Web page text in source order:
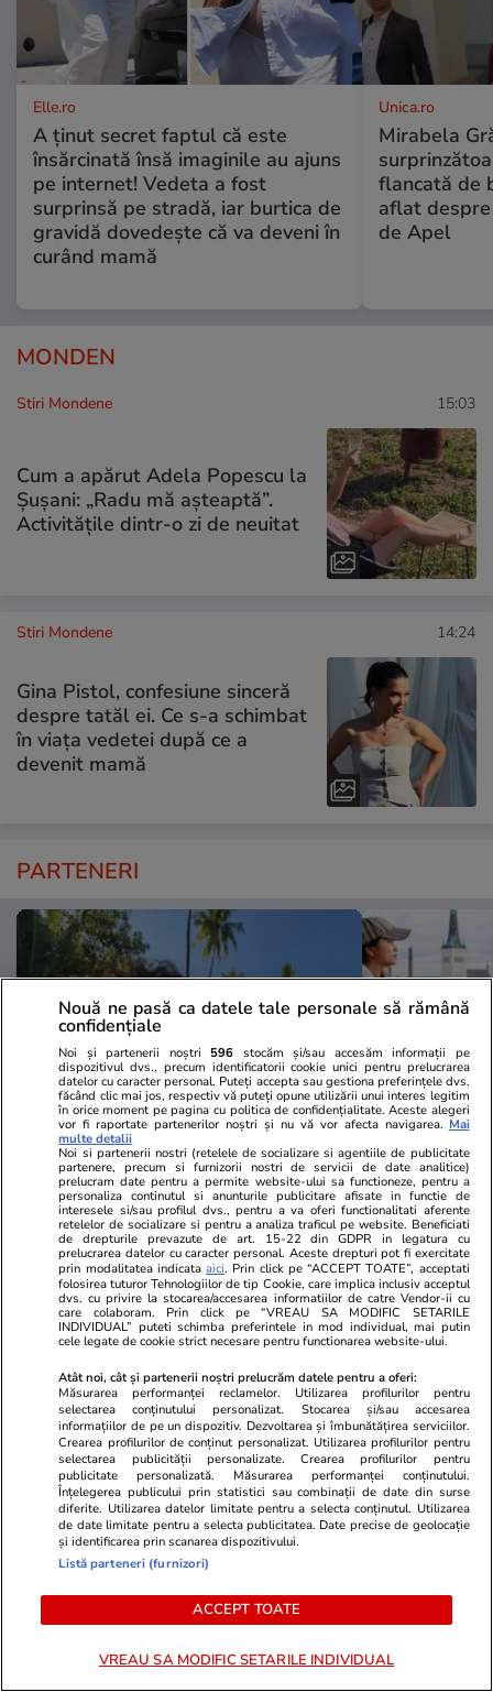
Elle.ro
A ținut secret faptul că este
însărcinată însă imaginile au ajuns
pe internet! Vedeta a fost
surprinsă pe stradă, iar burtica de
gravidă dovedește că va deveni în
curând mamă
Unica.ro
Mirabela
flancată de
aflat
de Apel
MONDEN
Stiri Mondene 15:03
Cum a apărut Adela Popescu la
Șușani: „Radu mă așteaptă”.
Activitățile dintr-o zi de neuitat
Stiri Mondene 14:24
Gina Pistol, confesiune sinceră
despre tatăl ei. Ce s-a schimbat
în viața vedetei după ce a
devenit mamă
PARTENERI
TVMania.ro
Fără filtre pe plajă! Cele mai
spectaculoase poze cu vedetele
noastre în costum de baie [FOTO]
Cea mai
muţi pentru
Este în
GSP.ro
Nouă ne pasă ca datele tale personale să rămână
confidențiale
Noi și partenerii noștri 596 stocăm și/sau accesăm informații pe
dispozitivul dvs., precum identificatorii cookie unici pentru prelucrarea
datelor cu caracter personal. Puteți accepta sau gestiona preferințele dvs.
făcând clic mai jos, respectiv vă puteți opune utilizării unui interes legitim
în orice moment pe pagina cu politica de confidențialitate. Aceste alegeri
vor fi raportate partenerilor noștri și nu vă vor afecta navigarea. Mai
multe detalii
Noi si partenerii nostri (retelele de socializare si agentiile de publicitate
partenere, precum si furnizorii nostri de servicii de date analitice)
prelucram date pentru a permite website-ului sa functioneze, pentru a
personaliza continutul si anunturile publicitare afisate in functie de
interesele si/sau profilul dvs., pentru a va oferi functionalitati aferente
retelelor de socializare si pentru a analiza traficul pe website. Beneficiati
de drepturile prevazute de art. 15-22 din GDPR in legatura cu
prelucrarea datelor cu caracter personal. Aceste drepturi pot fi exercitate
prin modalitatea indicataaici. Prin click pe “ACCEPT TOATE”, acceptati
folosirea tuturor Tehnologiilor de tip Cookie, care implica inclusiv acceptul
dvs. cu privire la stocarea/accesarea informatiilor de catre Vendor-ii cu
care colaboram. Prin click pe “VREAU SA MODIFIC SETARILE
INDIVIDUAL” puteti schimba preferintele in mod individual, mai putin
cele legate de cookie strict necesare pentru functionarea website-ului.
Atât noi, cât și partenerii noștri prelucrăm datele pentru a oferi:
Măsurarea performanței reclamelor. Utilizarea profilurilor pentru
selectarea conținutului personalizat. Stocarea și/sau accesarea
informațiilor de pe un dispozitiv. Dezvoltarea și îmbunătățirea serviciilor.
Crearea profilurilor de conținut personalizat. Utilizarea profilurilor pentru
selectarea publicității personalizate. Crearea profilurilor pentru
publicitate personalizată. Măsurarea performanței conținutului.
Înțelegerea publicului prin statistici sau combinații de date din surse
diferite. Utilizarea datelor limitate pentru a selecta conținutul. Utilizarea
de date limitate pentru a selecta publicitatea. Date precise de geolocație
și identificarea prin scanarea dispozitivului.
Listă parteneri (furnizori)
ACCEPT TOATE
VREAU SA MODIFIC SETARILE INDIVIDUAL